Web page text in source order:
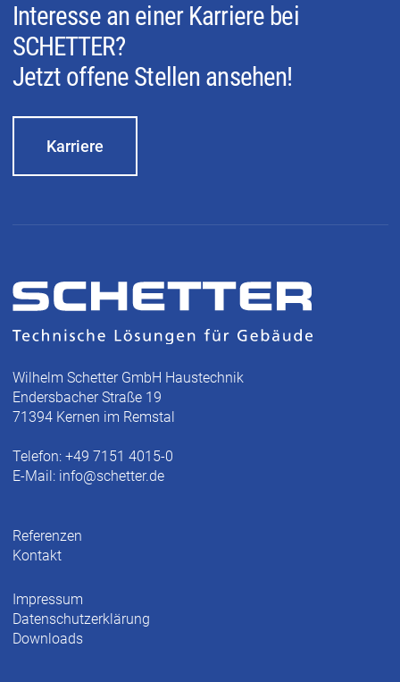
Interesse an einer Karriere bei
SCHETTER?
Jetzt offene Stellen ansehen!
Karriere
Wilhelm Schetter GmbH Haustechnik
Endersbacher Straße 19
71394 Kernen im Remstal
Telefon: +49 7151 4015-0
E-Mail: info@schetter.de
Referenzen
Kontakt
Impressum
Datenschutzerklärung
Downloads